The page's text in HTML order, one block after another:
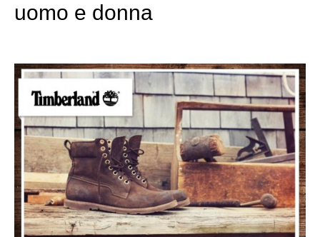
uomo e donna